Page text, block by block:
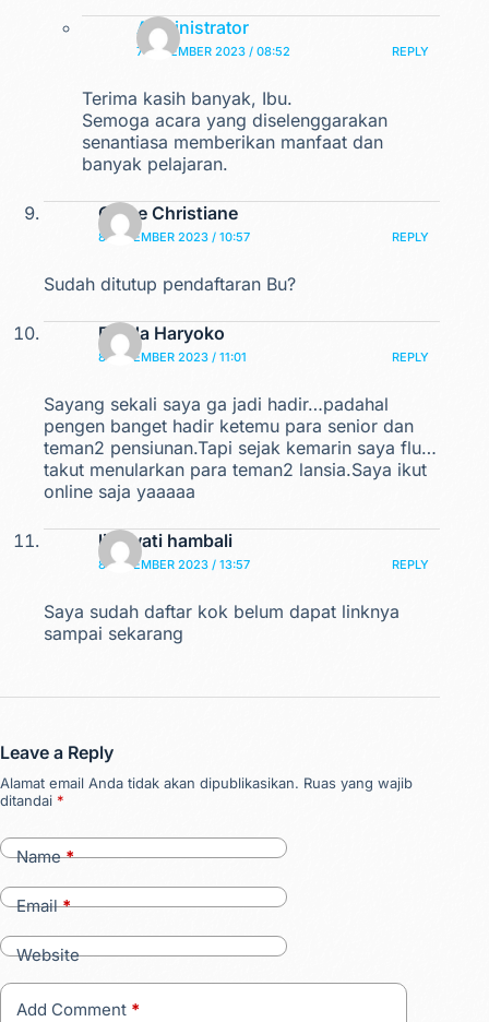
Administrator
7 DESEMBER 2023 / 08:52 REPLY
Terima kasih banyak, Ibu.
Semoga acara yang diselenggarakan
senantiasa memberikan manfaat dan
banyak pelajaran.
Grace Christiane
8 DESEMBER 2023 / 10:57 REPLY
Sudah ditutup pendaftaran Bu?
Farida Haryoko
8 DESEMBER 2023 / 11:01 REPLY
Sayang sekali saya ga jadi hadir…padahal
pengen banget hadir ketemu para senior dan
teman2 pensiunan.Tapi sejak kemarin saya flu…
takut menularkan para teman2 lansia.Saya ikut
online saja yaaaaa
linawati hambali
8 DESEMBER 2023 / 13:57 REPLY
Saya sudah daftar kok belum dapat linknya
sampai sekarang
Leave a Reply
Alamat email Anda tidak akan dipublikasikan. Ruas yang wajib
ditandai *
Name*
Email*
Website
Add Comment *